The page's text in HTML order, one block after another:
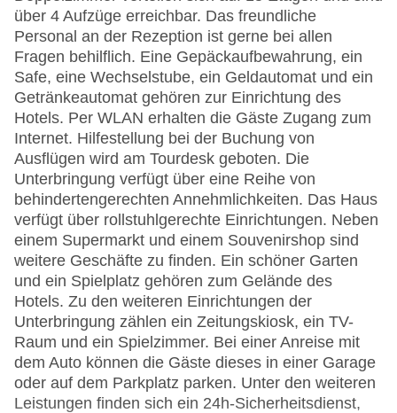
über 4 Aufzüge erreichbar. Das freundliche
Personal an der Rezeption ist gerne bei allen
Fragen behilflich. Eine Gepäckaufbewahrung, ein
Safe, eine Wechselstube, ein Geldautomat und ein
Getränkeautomat gehören zur Einrichtung des
Hotels. Per WLAN erhalten die Gäste Zugang zum
Internet. Hilfestellung bei der Buchung von
Ausflügen wird am Tourdesk geboten. Die
Unterbringung verfügt über eine Reihe von
behindertengerechten Annehmlichkeiten. Das Haus
verfügt über rollstuhlgerechte Einrichtungen. Neben
einem Supermarkt und einem Souvenirshop sind
weitere Geschäfte zu finden. Ein schöner Garten
und ein Spielplatz gehören zum Gelände des
Hotels. Zu den weiteren Einrichtungen der
Unterbringung zählen ein Zeitungskiosk, ein TV-
Raum und ein Spielzimmer. Bei einer Anreise mit
dem Auto können die Gäste dieses in einer Garage
oder auf dem Parkplatz parken. Unter den weiteren
Leistungen finden sich ein 24h-Sicherheitsdienst,